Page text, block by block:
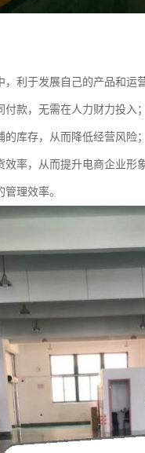
利于发展自己的产品和运营
款，无需在人力财力投入；
库存，从而降低经营风险；
率，从而提升电商企业形象
理效率。